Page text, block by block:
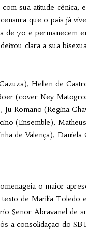
sua atitude cênica,
que o país já
de 70 e permanecem
clara a sua
Hellen de
(cover Ney
Romano (Regina
(Ensemble),
de Valença),
o maior
de Marília Toledo
Senor Abravanel de
a consolidação do